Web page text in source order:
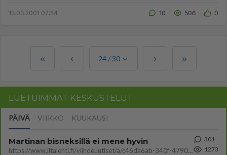
13.03.2001 07:54 10 506 0
24 /30
LUETUIMMAT KESKUSTELUT
PÄIVÄ VIIKKO KUUKAUSI
Martinan bisneksillä ei mene hyvin
https://www.iltalehti.fi/viihdeuutiset/a/c46da6ab-340f-4790-aaa7-0865eed2336 Yrityksen konkurssihakemus on tullut kärä
301
1273